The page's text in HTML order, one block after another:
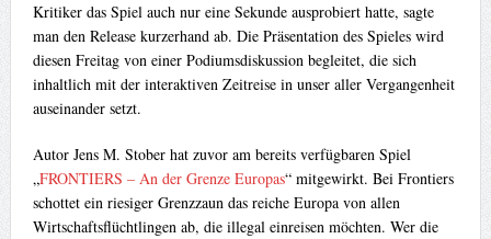
Kritiker das Spiel auch nur eine Sekunde ausprobiert hatte, sagte
man den Release kurzerhand ab. Die Präsentation des Spieles wird
diesen Freitag von einer Podiumsdiskussion begleitet, die sich
inhaltlich mit der interaktiven Zeitreise in unser aller Vergangenheit
auseinander setzt.
Autor Jens M. Stober hat zuvor am bereits verfügbaren Spiel
„FRONTIERS – An der Grenze Europas“ mitgewirkt. Bei Frontiers
schottet ein riesiger Grenzzaun das reiche Europa von allen
Wirtschaftsflüchtlingen ab, die illegal einreisen möchten. Wer die